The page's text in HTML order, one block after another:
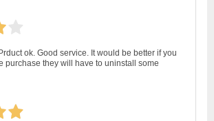
ok. Good service. It would be better if you
purchase they will have to uninstall some